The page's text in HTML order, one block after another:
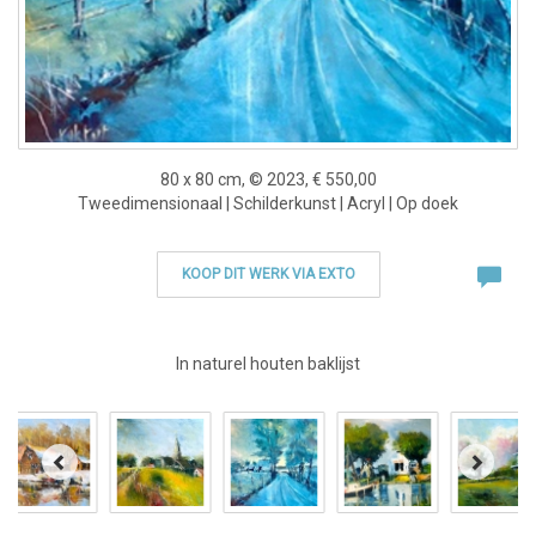
80 x 80 cm, © 2023, € 550,00
Tweedimensionaal | Schilderkunst | Acryl | Op doek
KOOP DIT WERK VIA EXTO
In naturel houten baklijst